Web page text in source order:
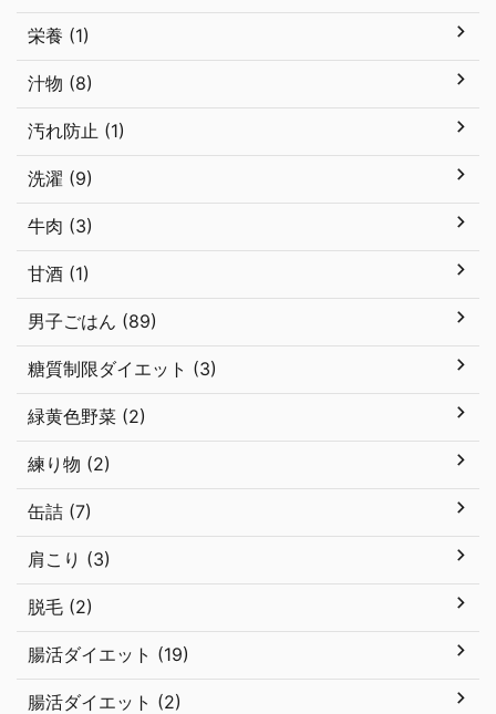
栄養 (1)
汁物 (8)
汚れ防止 (1)
洗濯 (9)
牛肉 (3)
甘酒 (1)
男子ごはん (89)
糖質制限ダイエット (3)
緑黄色野菜 (2)
練り物 (2)
缶詰 (7)
肩こり (3)
脱毛 (2)
腸活ダイエット (19)
腸活ダイエット (2)